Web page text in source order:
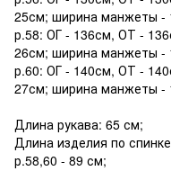
25см; ширина манжеты -
р.58: ОГ - 136см, ОТ -
26см; ширина манжеты -
р.60: ОГ - 140см, ОТ -
27см; ширина манжеты -
Длина рукава: 65 см;
Длина изделия по
р.58,60 - 89 см;